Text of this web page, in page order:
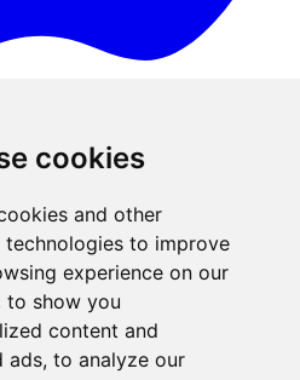
cookies
and other
to improve
experience on our
to show you
content and
ads, to analyze our